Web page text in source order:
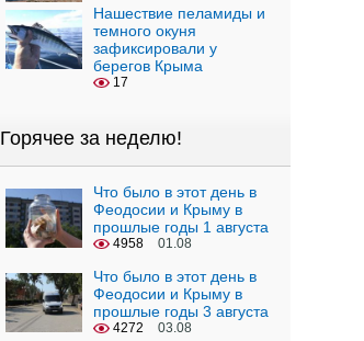
Нашествие пеламиды и
темного окуня
зафиксировали у
берегов Крыма
17
Горячее за неделю!
Что было в этот день в
Феодосии и Крыму в
прошлые годы 1 августа
4958 01.08
Что было в этот день в
Феодосии и Крыму в
прошлые годы 3 августа
4272 03.08